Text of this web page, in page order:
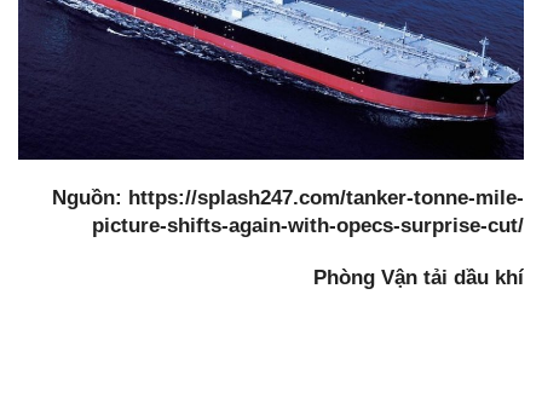
Nguồn: https://splash247.com/tanker-tonne-mile-
picture-shifts-again-with-opecs-surprise-cut/
Phòng Vận tải dầu khí